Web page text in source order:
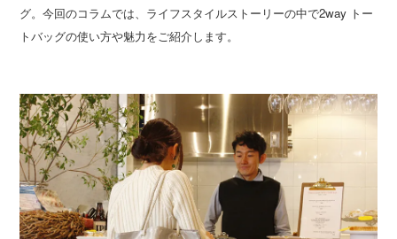
グ。今回のコラムでは、ライフスタイルストーリーの中で2way トー
トバッグの使い方や魅力をご紹介します。